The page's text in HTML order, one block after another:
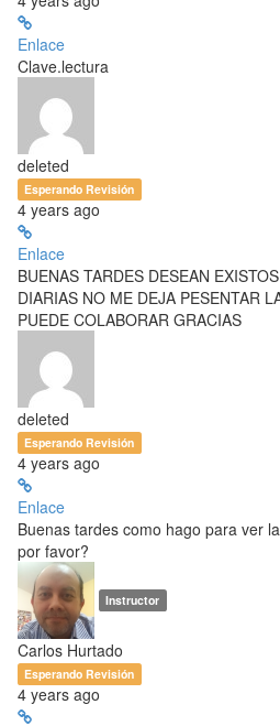
Enlace
Clave.lectura
deleted
Esperando Revisión
4 years ago
Enlace
BUENAS TARDES DESEAN
DIARIAS NO ME DEJA PESENTAR
PUEDE COLABORAR GRACIAS
deleted
Esperando Revisión
4 years ago
Enlace
Buenas tardes como hago para ver
por favor?
Instructor
Carlos Hurtado
Esperando Revisión
4 years ago